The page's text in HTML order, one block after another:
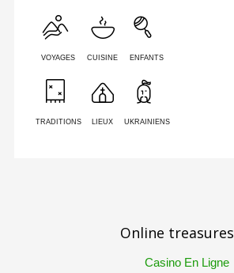
VOYAGES CUISINE ENFANTS
TRADITIONS LIEUX UKRAINIENS
Online treasures
Casino En Ligne